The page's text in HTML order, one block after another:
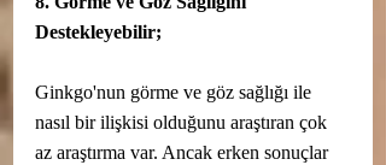
Destekleyebilir;
Ginkgo'nun görme ve göz sağlığı ile
nasıl bir ilişkisi olduğunu araştıran çok
az araştırma var. Ancak erken sonuçlar